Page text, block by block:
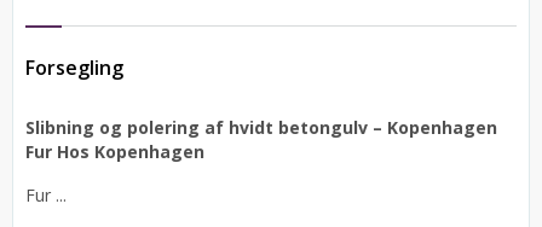
Forsegling
Slibning og polering af hvidt betongulv – Kopenhagen
Fur Hos Kopenhagen
Fur ...